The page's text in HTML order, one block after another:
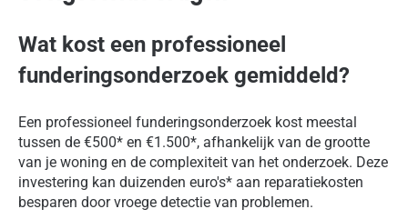
Wat kost een professioneel
funderingsonderzoek gemiddeld?
Een professioneel funderingsonderzoek kost meestal
tussen de €500* en €1.500*, afhankelijk van de grootte
van je woning en de complexiteit van het onderzoek. Deze
investering kan duizenden euro's* aan reparatiekosten
besparen door vroege detectie van problemen.